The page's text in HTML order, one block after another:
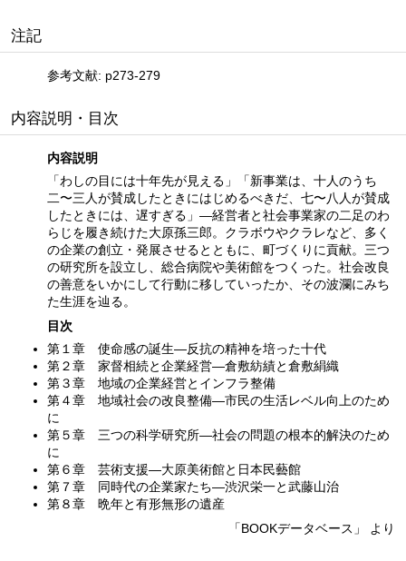
注記
参考文献: p273-279
内容説明・目次
内容説明
「わしの目には十年先が見える」「新事業は、十人のうち
二〜三人が賛成したときにはじめるべきだ、七〜八人が賛成
したときには、遅すぎる」—経営者と社会事業家の二足のわ
らじを履き続けた大原孫三郎。クラボウやクラレなど、多く
の企業の創立・発展させるとともに、町づくりに貢献。三つ
の研究所を設立し、総合病院や美術館をつくった。社会改良
の善意をいかにして行動に移していったか、その波瀾にみち
た生涯を辿る。
目次
第１章 使命感の誕生—反抗の精神を培った十代
第２章 家督相続と企業経営—倉敷紡績と倉敷絹織
第３章 地域の企業経営とインフラ整備
第４章 地域社会の改良整備—市民の生活レベル向上のため
に
第５章 三つの科学研究所—社会の問題の根本的解決のため
に
第６章 芸術支援—大原美術館と日本民藝館
第７章 同時代の企業家たち—渋沢栄一と武藤山治
第８章 晩年と有形無形の遺産
「BOOKデータベース」 より